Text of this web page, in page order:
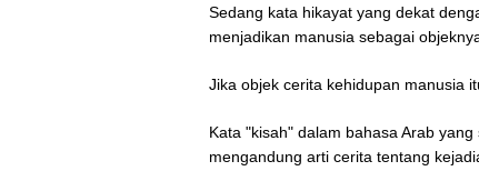
Sedang kata hikayat yang dekat
menjadikan manusia sebagai
Jika objek cerita kehidupan manusia
Kata "kisah" dalam bahasa Arab
mengandung arti cerita tentang